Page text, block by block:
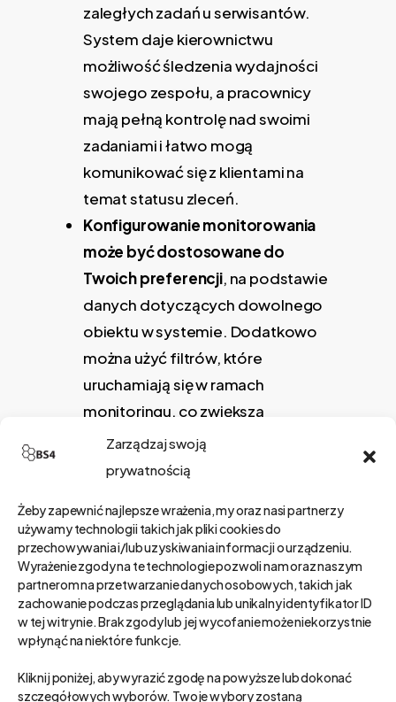
Zarządzaj swoją
prywatnością
Żeby zapewnić najlepsze wrażenia, my oraz nasi partnerzy
używamy technologii takich jak pliki cookies do
przechowywania i/lub uzyskiwania informacji o urządzeniu.
Wyrażenie zgody na te technologie pozwoli nam oraz naszym
partnerom na przetwarzanie danych osobowych, takich jak
zachowanie podczas przeglądania lub unikalny identyfikator ID
w tej witrynie. Brak zgody lub jej wycofanie może niekorzystnie
wpłynąć na niektóre funkcje.
Kliknij poniżej, aby wyrazić zgodę na powyższe lub dokonać
szczegółowych wyborów. Twoje wybory zostaną
zaległych zadań u serwisantów.
System daje kierownictwu
możliwość śledzenia wydajności
swojego zespołu, a pracownicy
mają pełną kontrolę nad swoimi
zadaniami i łatwo mogą
komunikować się z klientami na
temat statusu zleceń.
Konfigurowanie monitorowania
może być dostosowane do
Twoich preferencji, na podstawie
danych dotyczących dowolnego
obiektu w systemie. Dodatkowo
można użyć filtrów, które
uruchamiają się w ramach
monitoringu, co zwiększa
elastyczność w całym procesie. Co
zyskujemy? Szybkie wprowadzanie
decyzji opartych na danych.
Kanbanjest narzędziem, które
wykorzystuje się doprzejrzystego
widoku zleceń z podziałem na ich
fazy. To takżeproste przenoszenie
ich między poszczególnymi
etapami– użytkownik nie musi